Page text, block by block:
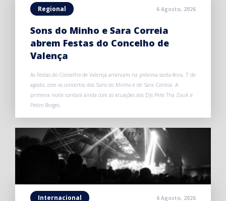
Regional 6 Agosto, 2026
Sons do Minho e Sara Correia
abrem Festas do Concelho de
Valença
As Festas do Concelho de Valença arrancam na próxima sexta-feira, 7 de
agosto, com os concertos dos Sons do Minho e de Sara Correia. A
primeira noite contará ainda com as atuações dos DJs Pete Tha Zouk e
Pedro Borges.
Internacional 6 Agosto, 2026